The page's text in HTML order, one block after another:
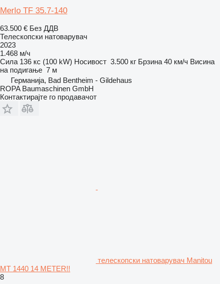
Merlo TF 35.7-140
63.500 € Без ДДВ
Телескопски натоварувач
2023
1.468 м/ч
Сила 136 кс (100 kW) Носивост 3.500 кг Брзина 40 км/ч Висина
на подигање 7 м
Германија, Bad Bentheim - Gildehaus
ROPA Baumaschinen GmbH
Контактирајте го продавачот
телескопски натоварувач Manitou
MT 1440 14 METER!!
8